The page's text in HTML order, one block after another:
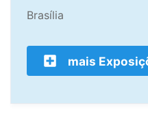
Brasília
mais